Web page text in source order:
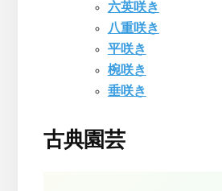
六英咲き
八重咲き
平咲き
椀咲き
垂咲き
古典園芸